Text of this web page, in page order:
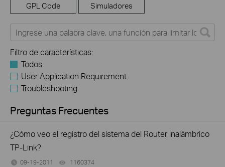
GPL Code Simuladores
Filtro de características:
Todos
User Application Requirement
Troubleshooting
Preguntas Frecuentes
¿Cómo veo el registro del sistema del Router inalámbrico
TP-Link?
09-19-2011 1160374